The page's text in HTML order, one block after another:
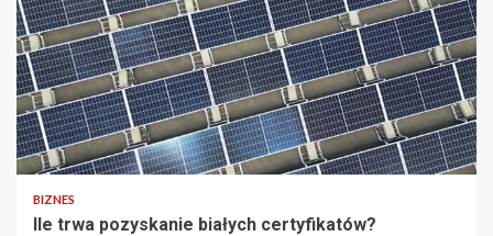
BIZNES
Ile trwa pozyskanie białych certyfikatów?